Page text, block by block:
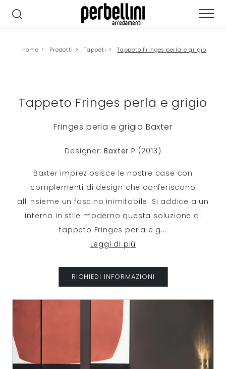
Home > Prodotti > Tappeti > Tappeto Fringes perla e grigio
Tappeto Fringes perla e grigio
Fringes perla e grigio Baxter
Designer:Baxter P (2013)
Baxter impreziosisce le nostre case con
complementi di design che conferiscono
all'insieme un fascino inimitabile. Si addice a un
interno in stile moderno questa soluzione di
tappeto Fringes perla e g...
Leggi di più
RICHIEDI INFORMAZIONI